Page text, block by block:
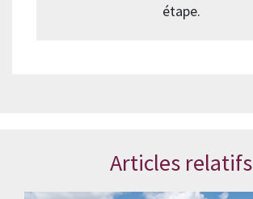
étape.
Articles relatifs